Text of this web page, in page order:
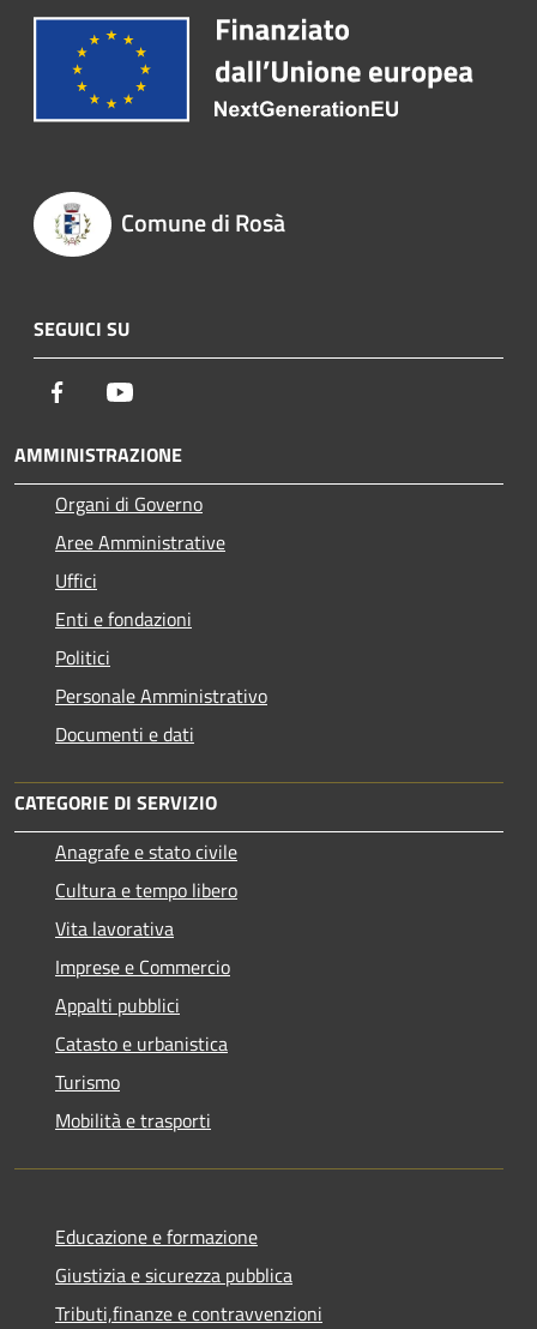
Comune di Rosà
SEGUICI SU
Facebook
AMMINISTRAZIONE
Organi di Governo
Aree Amministrative
Uffici
Enti e fondazioni
Politici
Personale Amministrativo
Documenti e dati
CATEGORIE DI SERVIZIO
Anagrafe e stato civile
Cultura e tempo libero
Vita lavorativa
Imprese e Commercio
Appalti pubblici
Catasto e urbanistica
Turismo
Mobilità e trasporti
Educazione e formazione
Giustizia e sicurezza pubblica
Tributi,finanze e contravvenzioni